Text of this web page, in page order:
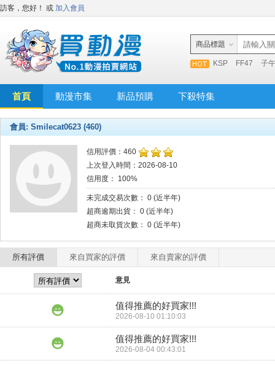
訪客，您好！ 或 加入會員
商品標題
KSP FF47 子
首頁 動漫市集 新品預購 下殺特集
會員: Smilecat0623 (460)
信用評價：460
上次登入時間：2026-08-10
信用度： 100%
未完成交易次數： 0 (近半年)
超商逾期出貨： 0 (近半年)
超商未取貨次數： 0 (近半年)
所有評價 來自買家的評價 來自賣家的評價
意見
值得推薦的好買家!!!
2026-08-10 01:10:03
值得推薦的好買家!!!
2026-08-04 00:43:01